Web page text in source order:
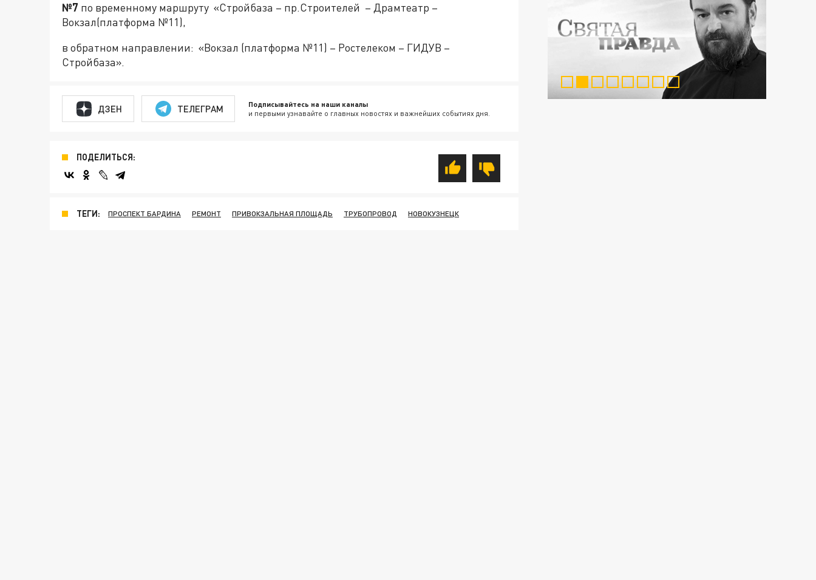
№7 по временному маршруту «Стройбаза – пр.Строителей – Драмтеатр –
Вокзал(платформа №11),
в обратном направлении: «Вокзал (платформа №11) – Ростелеком – ГИДУВ –
Стройбаза».
ДЗЕН ТЕЛЕГРАМ Подписывайтесь на наши каналы
и первыми узнавайте о главных новостях и важнейших событиях дня.
ПОДЕЛИТЬСЯ:
ТЕГИ: ПРОСПЕКТ БАРДИНА РЕМОНТ ПРИВОКЗАЛЬНАЯ ПЛОЩАДЬ ТРУБОПРОВОД НОВОКУЗНЕЦК